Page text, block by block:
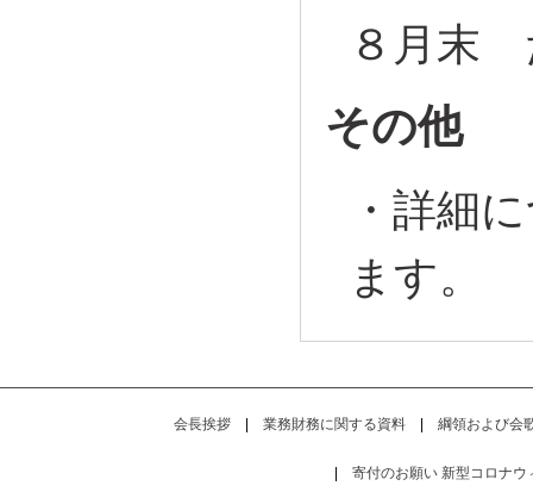
８月末
その他
・詳細
ます。
会長挨拶| 業務財務に関する資料| 綱領および会
寄付のお願い 新型コロナウ